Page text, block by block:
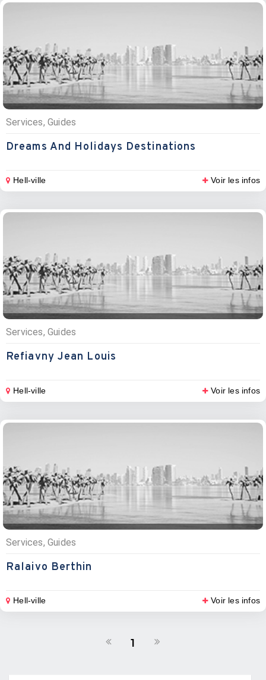
Services, Guides
Dreams And Holidays Destinations
Hell-ville Voir les infos
Services, Guides
Refiavny Jean Louis
Hell-ville Voir les infos
Services, Guides
Ralaivo Berthin
Hell-ville Voir les infos
1